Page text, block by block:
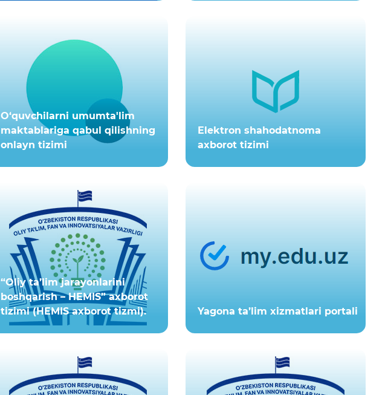
O‘quvchilarni umumta'lim
maktablariga qabul qilishning
onlayn tizimi
Elektron shahodatnoma
axborot tizimi
“Oliy ta’lim jarayonlarini
boshqarish – HEMIS” axborot
tizimi (HEMIS axborot tizmi).
Yagona ta’lim xizmatlari portali